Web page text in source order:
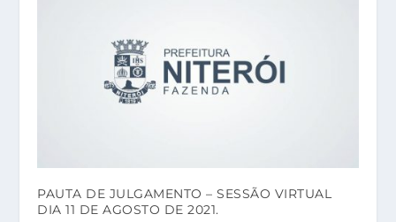
PAUTA DE JULGAMENTO – SESSÃO VIRTUAL
DIA 11 DE AGOSTO DE 2021.